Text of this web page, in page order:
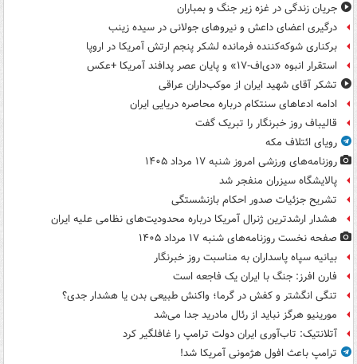
جریان زندگی در غزه زیر جنگ و بمباران
درگیری اعضای داعش و نیروهای جولانی در سیده زینب
برکناری شوکه‌کننده فرمانده لشکر پنجم ارتش آمریکا در اروپا
استقرار انبوه «دی‌اف‑۱۷» و پایان عصر پدافند آمریکا +عکس
تشکر آقای شهید ایران از موکب‌داران عراقی
ادامه ادعاهای سنتکام درباره محاصره دریایی ایران
قالیباف روز خبرنگار را تبریک گفت
رویای ائتلاف مکه
روزنامه‌های ورزشی امروز ‌شنبه ۱۷ مرداد ۱۴۰۵
پالایشگاه سیزران منفجر شد
تشریح جزئیات صدور احکام بازنشستگی
هشدار ارشدترین ژنرال آمریکا درباره محدودیت‌های نظامی علیه ایران
صفحه نخست روزنامه‌های شنبه ۱۷ مرداد ۱۴۰۵
بیانیه سپاه پاسداران به مناسبت روز خبرنگار
فارن افرز: جنگ با ایران یک فاجعه است
تنگی انگشتر و کفش در گرما؛ واکنش طبیعی بدن یا هشدار جدی؟
مورینیو هرگز نباید از رئال مادرید جدا می‌شد
آتلانتیک: تاب‌آوری ایران دولت ترامپ را غافلگیر کرد
ترامپ باعث افول هژمونی آمریکا شد!